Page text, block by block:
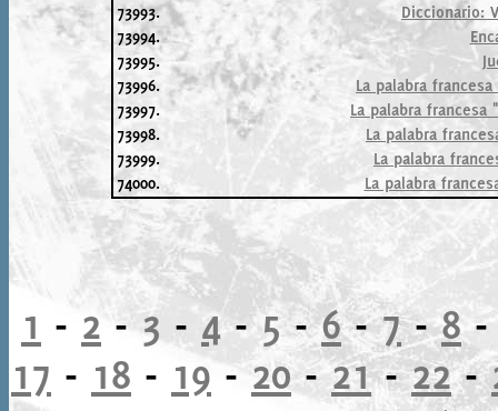
73993.
Diccionario:
73994.
73995.
73996.
La palabra
73997.
La palabra
73998.
La palabra
73999.
La palabra
74000.
La palabra
1 - 2-3 - 4-5-6-7-8
17 - 18 - 19-20-21-22-